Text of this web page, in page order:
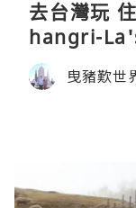
去台灣玩
hangri-
el, Tainan)
曳豬歎世